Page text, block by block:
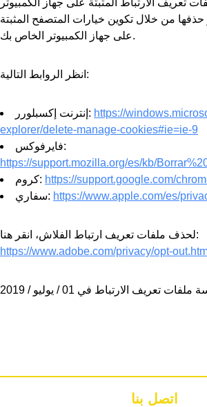
تعريف الارتباط المثبتة على جهاز الكمبيوتر
من خلال تكوين خيارات المتصفح المثبتة
على جهاز الكمبيوتر الخاص بك.
انظر الروابط التالية:
إنترنت إكسبلورر: https://
explorer/delete-manage-cookies#ie=ie-9
فايرفوكس:
https://support.mozilla.org/es/kb/
كروم: https://support.google.com/
سفاري: https://www.apple.com/es/
لحذف ملفات تعريف ارتباط الفلاش، انقر هنا:
https://www.adobe.com/privacy/opt-
اتصل بنا